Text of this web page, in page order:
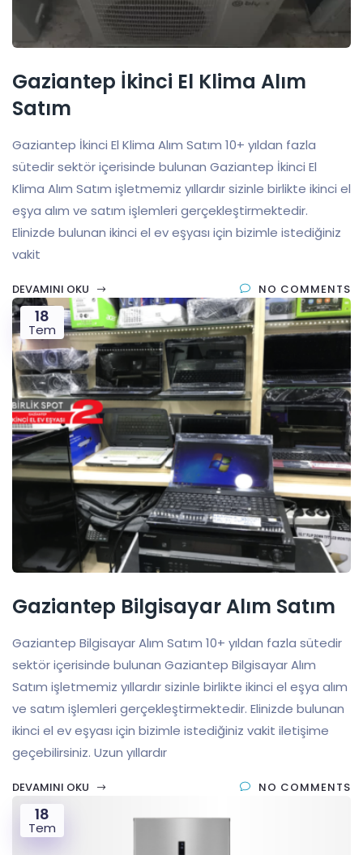
Gaziantep İkinci El Klima Alım
Satım
Gaziantep İkinci El Klima Alım Satım 10+ yıldan fazla
sütedir sektör içerisinde bulunan Gaziantep İkinci El
Klima Alım Satım işletmemiz yıllardır sizinle birlikte ikinci el
eşya alım ve satım işlemleri gerçekleştirmektedir.
Elinizde bulunan ikinci el ev eşyası için bizimle istediğiniz
vakit
DEVAMINI OKU NO COMMENTS
18
Tem
Gaziantep Bilgisayar Alım Satım
Gaziantep Bilgisayar Alım Satım 10+ yıldan fazla sütedir
sektör içerisinde bulunan Gaziantep Bilgisayar Alım
Satım işletmemiz yıllardır sizinle birlikte ikinci el eşya alım
ve satım işlemleri gerçekleştirmektedir. Elinizde bulunan
ikinci el ev eşyası için bizimle istediğiniz vakit iletişime
geçebilirsiniz. Uzun yıllardır
DEVAMINI OKU NO COMMENTS
18
Tem